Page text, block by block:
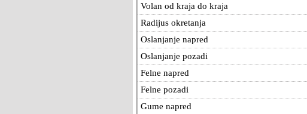
Volan od kraja do kraja
Radijus okretanja
Oslanjanje napred
Oslanjanje pozadi
Felne napred
Felne pozadi
Gume napred